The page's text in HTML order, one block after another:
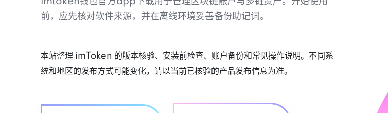
前，应先核对软件来源，并在离线环境妥善备份助记词。
本站整理 imToken 的版本核验、安装前检查、账户备份和常见操作说明。不同系
统和地区的发布方式可能变化，请以当前已核验的产品发布信息为准。